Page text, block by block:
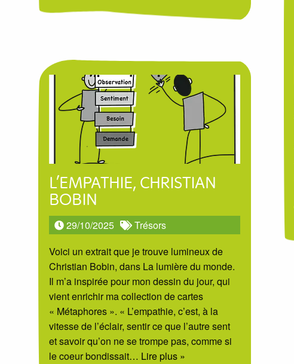
L’EMPATHIE, CHRISTIAN
BOBIN
29/10/2025
Trésors
Voici un extrait que je trouve lumineux de
Christian Bobin, dans La lumière du monde.
Il m’a inspirée pour mon dessin du jour, qui
vient enrichir ma collection de cartes
« Métaphores ». « L’empathie, c’est, à la
vitesse de l’éclair, sentir ce que l’autre sent
et savoir qu’on ne se trompe pas, comme si
le coeur bondissait… Lire plus »